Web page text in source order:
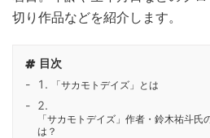
切り作品などを紹介します。
目次
「サカモトデイズ」とは
「サカモトデイズ」作者・鈴木祐斗
は？